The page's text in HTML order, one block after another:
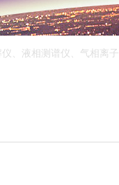
、液相测谱仪、气相离